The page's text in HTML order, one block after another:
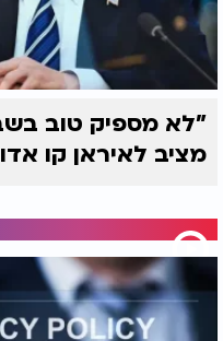
"לא מספיק טוב
מציב לאיראן קו